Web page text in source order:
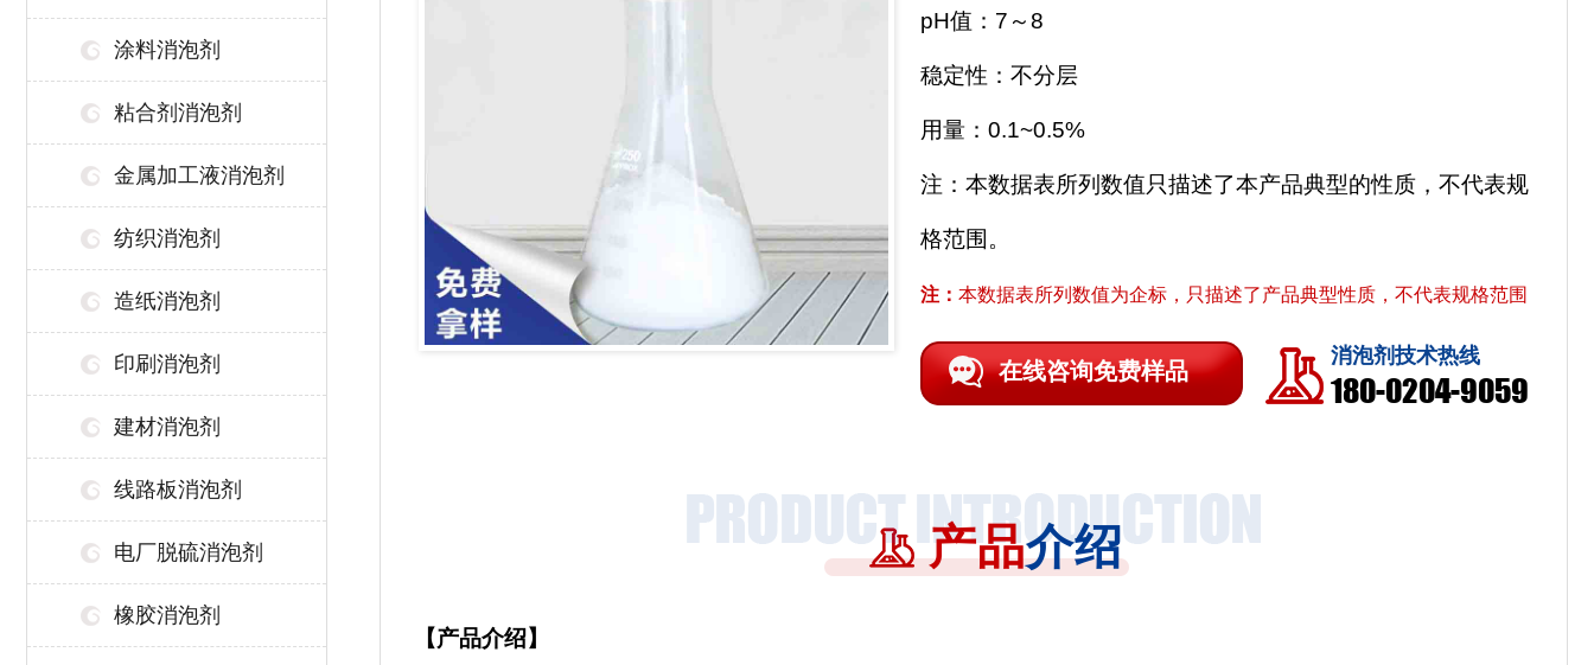
涂料消泡剂
粘合剂消泡剂
金属加工液消泡剂
纺织消泡剂
造纸消泡剂
印刷消泡剂
建材消泡剂
线路板消泡剂
电厂脱硫消泡剂
橡胶消泡剂
pH值：7～8
稳定性：不分层
用量：0.1~0.5%
注：本数据表所列数值只描述了本产品典型的性质，不代表规
格范围。
注： 本数据表所列数值为企标，只描述了产品典型性质，不代表规格范围
在线咨询免费样品
消泡剂技术热线
180-0204-9059
产品介绍
【产品介绍】